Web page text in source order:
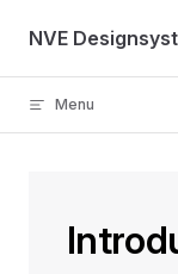
Skip to content
NVE
Menu